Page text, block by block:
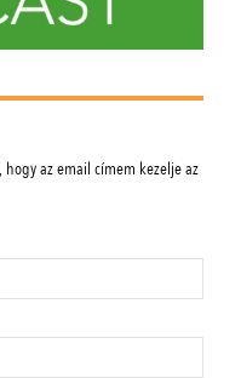
az email címem kezelje az